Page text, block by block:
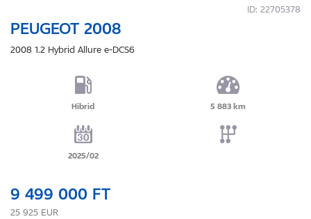
ID: 22705378
PEUGEOT 2008
2008 1.2 Hybrid Allure e-DCS6
Hibrid 5 883 km
2025/02
9 499 000 FT
25 925 EUR